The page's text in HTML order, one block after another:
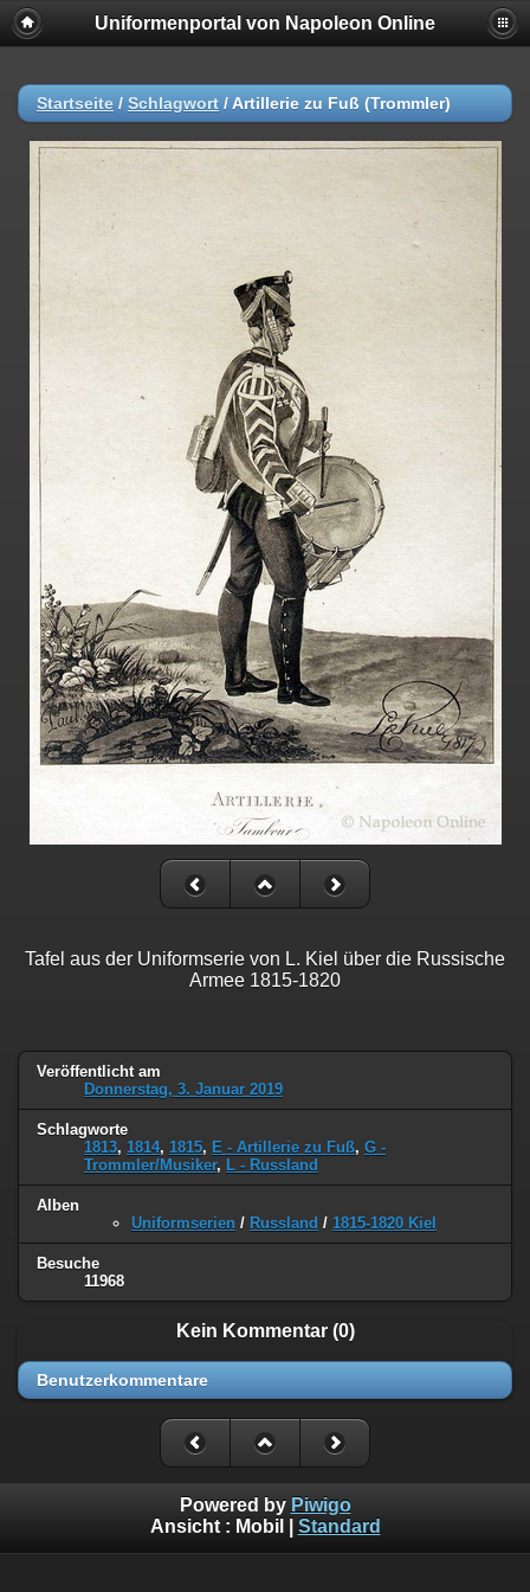
Uniformenportal von Napoleon Online
Startseite / Schlagwort / Artillerie zu Fuß (Trommler)
Tafel aus der Uniformserie von L. Kiel über die Russische
Armee 1815-1820
Veröffentlicht am
Donnerstag, 3. Januar 2019
Schlagworte
1813, 1814, 1815, E - Artillerie zu Fuß, G -
Trommler/Musiker, L - Russland
Alben
Uniformserien / Russland / 1815-1820 Kiel
Besuche
11968
Kein Kommentar (0)
Benutzerkommentare
Powered by Piwigo
Ansicht : Mobil Standard